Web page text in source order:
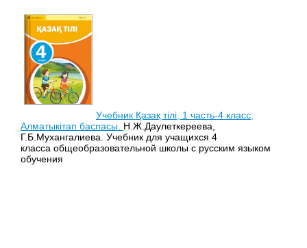
Учебник Қазақ тілі, 1 часть-4 класс,
Алматыкітап баспасы. Н.Ж.Даулеткереева,
Г.Б.Мухангалиева. Учебник для учащихся 4
класса общеобразовательной школы с русским языком
обучения